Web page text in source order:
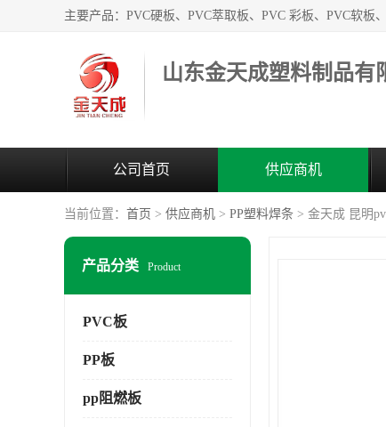
山东金天成塑料制品有
公司首页 供应商机
当前位置： 首页 > 供应商机 > PP塑料焊条 > 金天成 昆明
产品分类 Product
PVC板
PP板
pp阻燃板